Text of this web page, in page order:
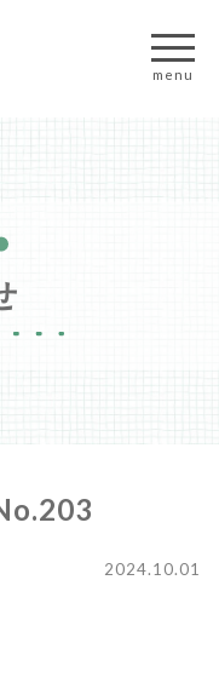
2024.10.01